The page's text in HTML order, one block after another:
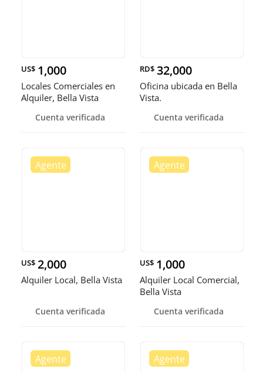
US$ 1,000
Locales Comerciales en
Alquiler, Bella Vista
Cuenta verificada
RD$ 32,000
Oficina ubicada en Bella
Vista.
Cuenta verificada
US$ 2,000
Alquiler Local, Bella Vista
Cuenta verificada
US$ 1,000
Alquiler Local Comercial,
Bella Vista
Cuenta verificada